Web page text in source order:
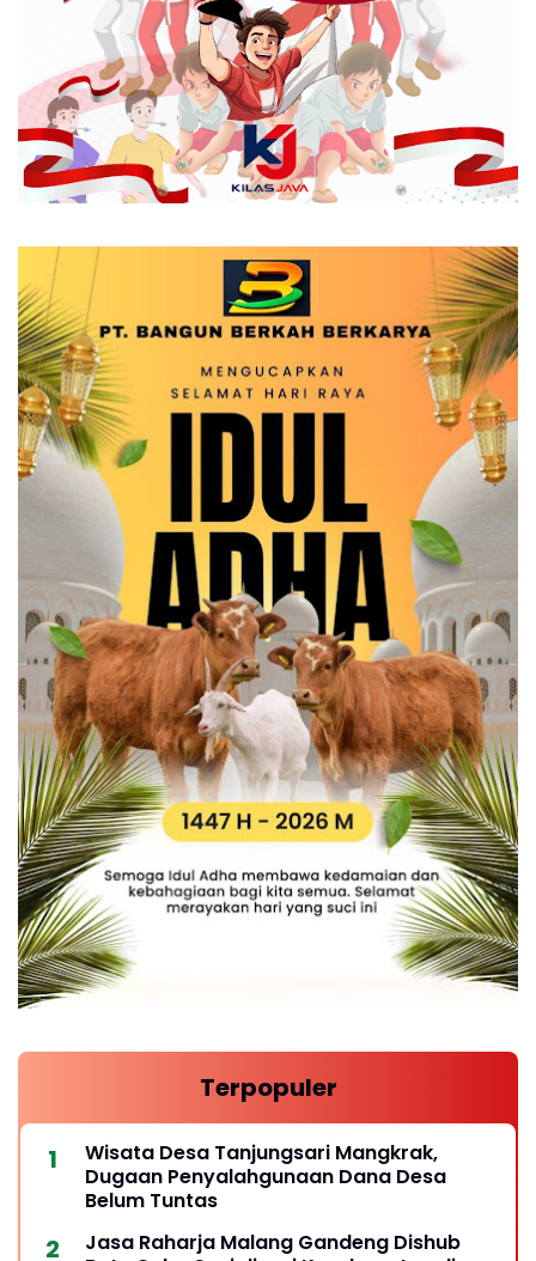
Terpopuler
Wisata Desa Tanjungsari Mangkrak,
Dugaan Penyalahgunaan Dana Desa
Belum Tuntas
Jasa Raharja Malang Gandeng Dishub